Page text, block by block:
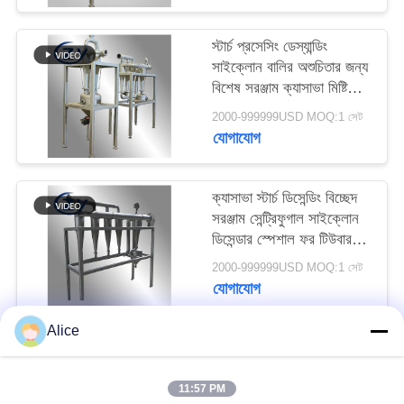
PRIVACY
POLICY
স্টার্চ প্রসেসিং ডেস্যান্ডিং
সাইক্লোন বালির অশুচিতার জন্য
বিশেষ সরঞ্জাম ক্যাসাভা মিষ্টি
আলু বাদাম স্টার্চ স্লারি অপসারণ
2000-999999USD MOQ:1 সেট
যোগাযোগ
ক্যাসাভা স্টার্চ ডিসেন্ডিং বিচ্ছেদ
সরঞ্জাম সেন্ট্রিফুগাল সাইক্লোন
ডিসেন্ডার স্পেশাল ফর টিউবার
স্টার্চ স্লারি বিশুদ্ধকরণ
2000-999999USD MOQ:1 সেট
যোগাযোগ
Alice
11:57 PM